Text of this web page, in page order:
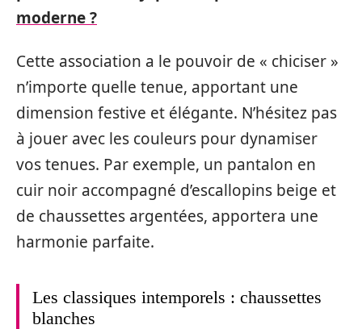
moderne ?
Cette association a le pouvoir de « chiciser »
n’importe quelle tenue, apportant une
dimension festive et élégante. N’hésitez pas
à jouer avec les couleurs pour dynamiser
vos tenues. Par exemple, un pantalon en
cuir noir accompagné d’escallopins beige et
de chaussettes argentées, apportera une
harmonie parfaite.
Les classiques intemporels : chaussettes
blanches